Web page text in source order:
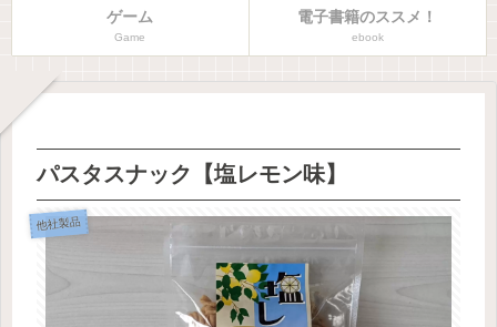
ゲーム
Game
電子書籍のススメ！
ebook
パスタスナック【塩レモン味】
他社製品